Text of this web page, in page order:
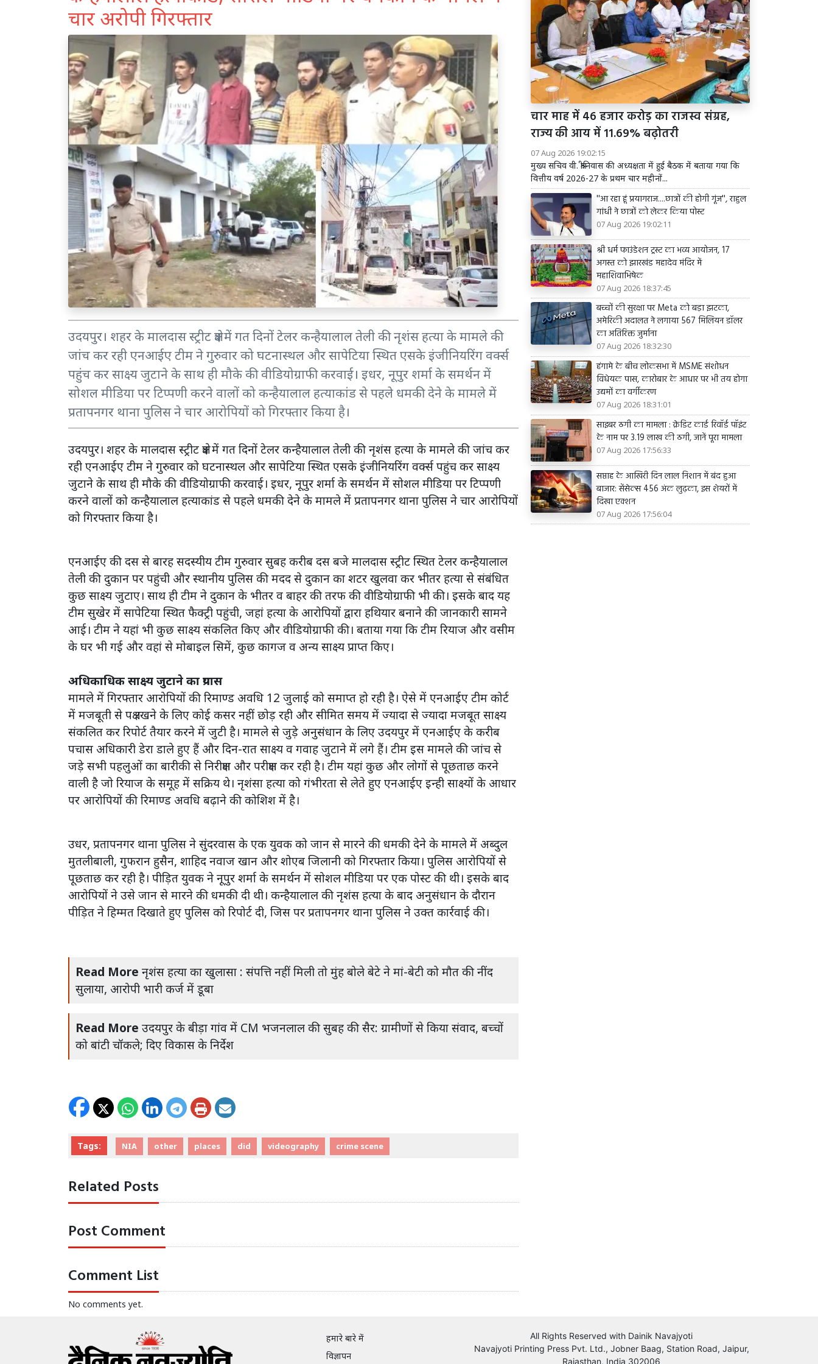
चार अरोपी गिरफ्तार
उदयपुर। शहर के मालदास स्ट्रीट क्षेत्र में गत दिनों टेलर कन्हैयालाल तेली की नृशंस हत्या के मामले की
जांच कर रही एनआईए टीम ने गुरुवार को घटनास्थल और सापेटिया स्थित एसके इंजीनियरिंग वर्क्स
पहुंच कर साक्ष्य जुटाने के साथ ही मौके की वीडियोग्राफी करवाई। इधर, नूपुर शर्मा के समर्थन में
सोशल मीडिया पर टिप्पणी करने वालों को कन्हैयालाल हत्याकांड से पहले धमकी देने के मामले में
प्रतापनगर थाना पुलिस ने चार आरोपियों को गिरफ्तार किया है।
उदयपुर। शहर के मालदास स्ट्रीट क्षेत्र में गत दिनों टेलर कन्हैयालाल तेली की नृशंस हत्या के मामले की जांच कर
रही एनआईए टीम ने गुरुवार को घटनास्थल और सापेटिया स्थित एसके इंजीनियरिंग वर्क्स पहुंच कर साक्ष्य
जुटाने के साथ ही मौके की वीडियोग्राफी करवाई। इधर, नूपुर शर्मा के समर्थन में सोशल मीडिया पर टिप्पणी
करने वालों को कन्हैयालाल हत्याकांड से पहले धमकी देने के मामले में प्रतापनगर थाना पुलिस ने चार आरोपियों
को गिरफ्तार किया है।
एनआईए की दस से बारह सदस्यीय टीम गुरुवार सुबह करीब दस बजे मालदास स्ट्रीट स्थित टेलर कन्हैयालाल
तेली की दुकान पर पहुंची और स्थानीय पुलिस की मदद से दुकान का शटर खुलवा कर भीतर हत्या से संबंधित
कुछ साक्ष्य जुटाए। साथ ही टीम ने दुकान के भीतर व बाहर की तरफ की वीडियोग्राफी भी की। इसके बाद यह
टीम सुखेर में सापेटिया स्थित फैक्ट्री पहुंची, जहां हत्या के आरोपियों द्वारा हथियार बनाने की जानकारी सामने
आई। टीम ने यहां भी कुछ साक्ष्य संकलित किए और वीडियोग्राफी की। बताया गया कि टीम रियाज और वसीम
के घर भी गई और वहां से मोबाइल सिमें, कुछ कागज व अन्य साक्ष्य प्राप्त किए।
अधिकाधिक साक्ष्य जुटाने का प्रयास
मामले में गिरफ्तार आरोपियों की रिमाण्ड अवधि 12 जुलाई को समाप्त हो रही है। ऐसे में एनआईए टीम कोर्ट
में मजबूती से पक्ष रखने के लिए कोई कसर नहीं छोड़ रही और सीमित समय में ज्यादा से ज्यादा मजबूत साक्ष्य
संकलित कर रिपोर्ट तैयार करने में जुटी है। मामले से जुड़े अनुसंधान के लिए उदयपुर में एनआईए के करीब
पचास अधिकारी डेरा डाले हुए हैं और दिन-रात साक्ष्य व गवाह जुटाने में लगे हैं। टीम इस मामले की जांच से
जड़े सभी पहलुओं का बारीकी से निरीक्षण और परीक्षण कर रही है। टीम यहां कुछ और लोगों से पूछताछ करने
वाली है जो रियाज के समूह में सक्रिय थे। नृशंसा हत्या को गंभीरता से लेते हुए एनआईए इन्ही साक्ष्यों के आधार
पर आरोपियों की रिमाण्ड अवधि बढ़ाने की कोशिश में है।
उधर, प्रतापनगर थाना पुलिस ने सुंदरवास के एक युवक को जान से मारने की धमकी देने के मामले में अब्दुल
मुतलीबाली, गुफरान हुसैन, शाहिद नवाज खान और शोएब जिलानी को गिरफ्तार किया। पुलिस आरोपियों से
पूछताछ कर रही है। पीड़ित युवक ने नूपुर शर्मा के समर्थन में सोशल मीडिया पर एक पोस्ट की थी। इसके बाद
आरोपियों ने उसे जान से मारने की धमकी दी थी। कन्हैयालाल की नृशंस हत्या के बाद अनुसंधान के दौरान
पीड़ित ने हिम्मत दिखाते हुए पुलिस को रिपोर्ट दी, जिस पर प्रतापनगर थाना पुलिस ने उक्त कार्रवाई की।
Read More नृशंस हत्या का खुलासा : संपत्ति नहीं मिली तो मुंह बोले बेटे ने मां-बेटी को मौत की नींद
सुलाया, आरोपी भारी कर्ज में डूबा
Read More उदयपुर के बीड़ा गांव में CM भजनलाल की सुबह की सैर: ग्रामीणों से किया संवाद, बच्चों
को बांटी चॉकले; दिए विकास के निर्देश
Tags: NIA other places did videography crime scene
Related Posts
Post Comment
Comment List
No comments yet.
चार माह में 46 हजार करोड़ का राजस्व संग्रह,
राज्य की आय में 11.69% बढ़ोतरी
07 Aug 2026 19:02:15
मुख्य सचिव वी. श्रीनिवास की अध्यक्षता में हुई बैठक में बताया गया कि
वित्तीय वर्ष 2026-27 के प्रथम चार महीनों...
''आ रहा हूं प्रयागराज....छात्रों की होगी गूंज'', राहुल
गांधी ने छात्रों को लेकर किया पोस्ट
07 Aug 2026 19:02:11
श्री धर्म फाउंडेशन ट्रस्ट का भव्य आयोजन, 17
अगस्त को झारखंड महादेव मंदिर में
महाशिवाभिषेक
07 Aug 2026 18:37:45
बच्चों की सुरक्षा पर Meta को बड़ा झटका,
अमेरिकी अदालत ने लगाया 567 मिलियन डॉलर
का अतिरिक्त जुर्माना
07 Aug 2026 18:32:30
हंगामे के बीच लोकसभा में MSME संशोधन
विधेयक पास, कारोबार के आधार पर भी तय होगा
उद्यमों का वर्गीकरण
07 Aug 2026 18:31:01
साइबर ठगी का मामला : क्रेडिट कार्ड रिवॉर्ड पॉइंट
के नाम पर 3.19 लाख की ठगी, जानें पूरा मामला
07 Aug 2026 17:56:33
सप्ताह के आखिरी दिन लाल निशान में बंद हुआ
बाजार: सेंसेक्स 456 अंक लुढ़का, इस शेयरों में
दिखा एक्शन
07 Aug 2026 17:56:04
हमारे बारे में
विज्ञापन
All Rights Reserved with Dainik Navajyoti
Navajyoti Printing Press Pvt. Ltd., Jobner Baag, Station Road, Jaipur,
Rajasthan, India 302006